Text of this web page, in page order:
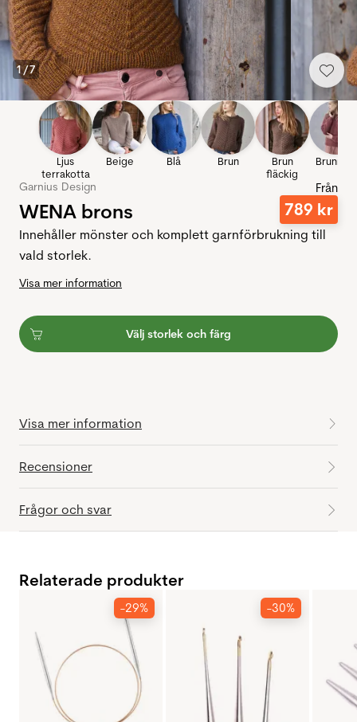
1/7
Ljus
terrakotta
Beige Blå Brun
Brun
fläckig
Brunrosa
Garnius Design
WENA brons
Från
789 kr
Innehåller mönster och komplett garnförbrukning till
vald storlek.
Visa mer information
Välj storlek och färg
Visa mer information
Recensioner
Frågor och svar
Relaterade produkter
-29% -30%